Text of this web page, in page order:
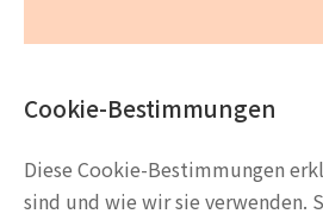
Cookie-Bestimmungen
Diese Cookie-Bestimmungen
sind und wie wir sie verwenden.